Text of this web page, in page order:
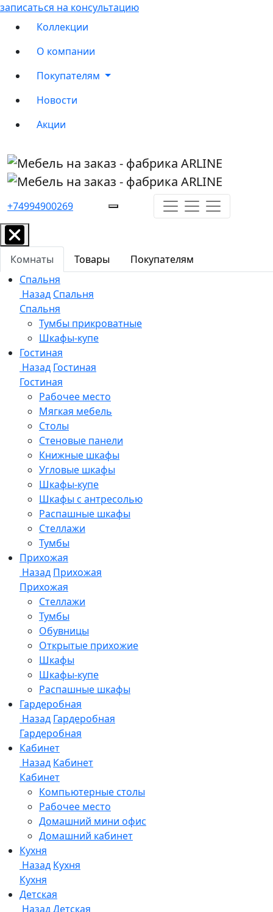
записаться на консультацию
Коллекции
О компании
Покупателям
Новости
Акции
+74994900269